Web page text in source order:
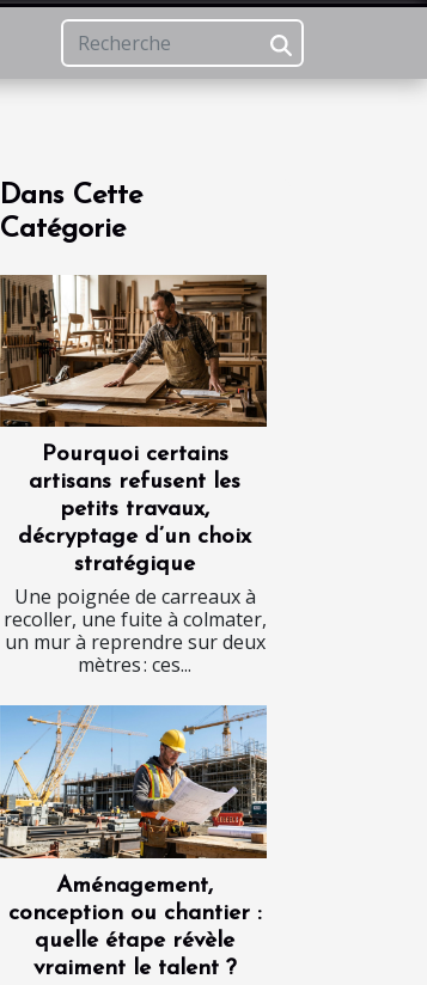
Dans Cette
Catégorie
Pourquoi certains
artisans refusent les
petits travaux,
décryptage d’un choix
stratégique
Une poignée de carreaux à
recoller, une fuite à colmater,
un mur à reprendre sur deux
mètres : ces...
Aménagement,
conception ou chantier :
quelle étape révèle
vraiment le talent ?